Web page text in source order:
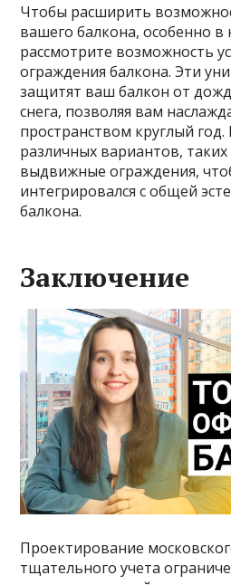
Чтобы расширить
вашего балкона, особенно в
рассмотрите возможность
ограждения балкона. Эти
защитят ваш балкон от
снега, позволяя вам
пространством круглый
различных вариантов,
выдвижные ограждения,
интегрировался с общей
балкона.
Заключение
Проектирование
тщательного учета